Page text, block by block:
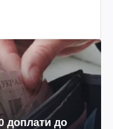
доплати до